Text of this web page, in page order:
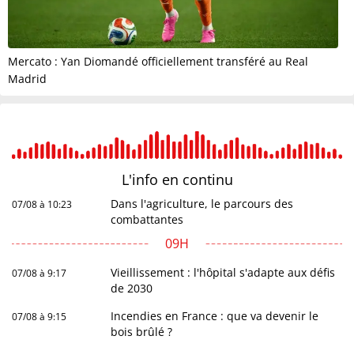
Mercato : Yan Diomandé officiellement transféré au Real
Madrid
L'info en continu
07/08 à 10:23
Dans l'agriculture, le parcours des
combattantes
09H
07/08 à 9:17
Vieillissement : l'hôpital s'adapte aux défis
de 2030
07/08 à 9:15
Incendies en France : que va devenir le
bois brûlé ?